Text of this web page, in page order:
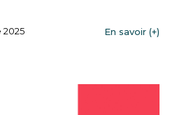
En savoir (+)